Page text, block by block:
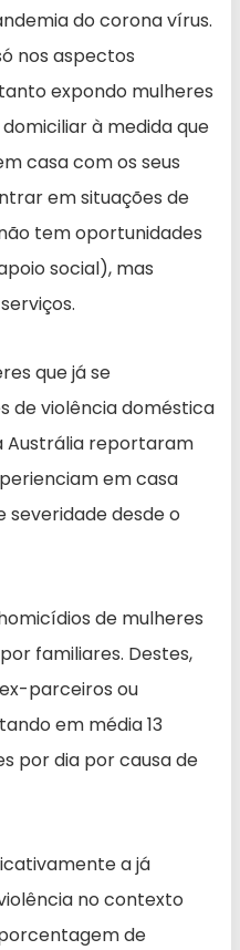
do corona vírus.
nos aspectos
expondo mulheres
à medida que
casa com os seus
em situações de
tem oportunidades
social), mas
que já se
de violência doméstica
Austrália reportaram
em casa
severidade desde o
de mulheres
familiares. Destes,
parceiros ou
em média 13
por dia por causa de
a já
no contexto
de